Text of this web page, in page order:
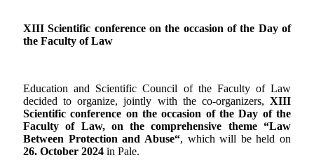
XIII Scientific conference on the occasion of the Day of
the Faculty of Law
Education and Scientific Council of the Faculty of Law
decided to organize, jointly with the co-organizers, XIII
Scientific conference on the occasion of the Day of the
Faculty of Law, on the comprehensive theme “Law
Between Protection and Abuse“, which will be held on
26. October 2024 in Pale.